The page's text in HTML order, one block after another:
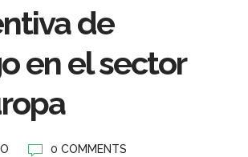
de
en el sector
0 COMMENTS